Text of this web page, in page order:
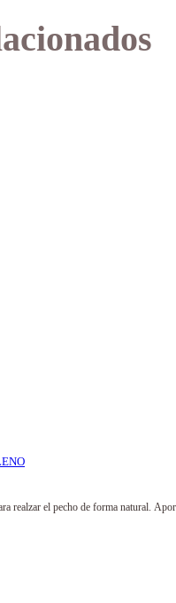
realzar el pecho de forma natural.